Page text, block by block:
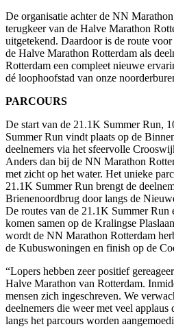
De organisatie achter de NN
terugkeer van de Halve Marathon
uitgetekend. Daardoor is de route
de Halve Marathon Rotterdam als
Rotterdam een compleet nieuwe
dé loophoofstad van onze
PARCOURS
De start van de 21.1K Summer Run,
Summer Run vindt plaats op de
deelnemers via het sfeervolle
Anders dan bij de NN Marathon
met zicht op het water. Het unieke
21.1K Summer Run brengt de
Brienenoordbrug door langs de
De routes van de 21.1K Summer Run
komen samen op de Kralingse
wordt de NN Marathon Rotterdam
de Kubuswoningen en finish op de
“Lopers hebben zeer positief
Halve Marathon van Rotterdam.
mensen zich ingeschreven. We
deelnemers die weer met veel
langs het parcours worden